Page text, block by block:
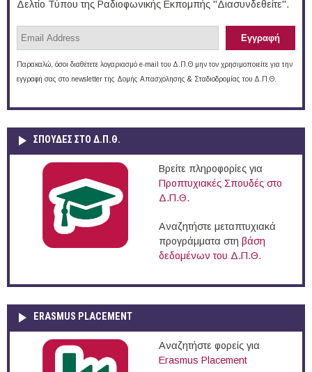
Δελτίο Τύπου της Ραδιοφωνικής Εκπομπής "Διασυνδεθείτε".
Παρακαλώ, όσοι διαθέτετε λογαριασμό e-mail του Δ.Π.Θ μην τον χρησιμοποιείτε για την
εγγραφή σας στο newsletter της Δομής Απασχόλησης & Σταδιοδρομίας του Δ.Π.Θ.
ΣΠΟΥΔΈΣ ΣΤΟ Δ.Π.Θ.
Βρείτε πληροφορίες για
Προπτυχιακές Σπουδές στο
Δ.Π.Θ.
Αναζητήστε μεταπτυχιακά
προγράμματα στη βάση
δεδομένων του Δ.Π.Θ.
ERASMUS PLACEMENT
Αναζητήστε φορείς για
Erasmus Placement